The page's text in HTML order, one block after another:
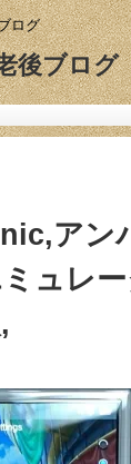
ログ
後ブログ
アン
ュレ